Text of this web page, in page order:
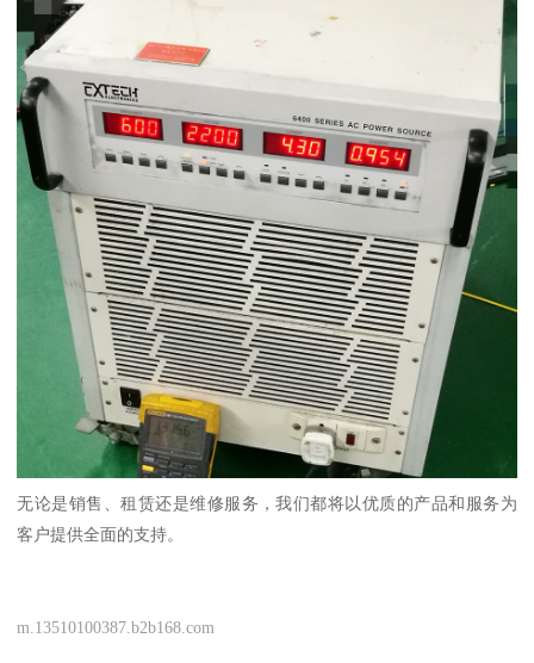
无论是销售、租赁还是维修服务，我们都将以优质的产品和服务为
客户提供全面的支持。
m.13510100387.b2b168.com